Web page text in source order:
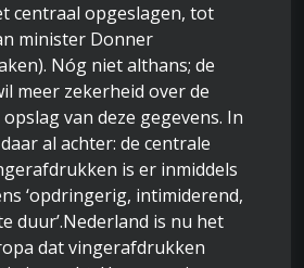
centraal opgeslagen, tot
minister Donner
Nóg niet althans; de
meer zekerheid over de
van deze gegevens. In
al achter: de centrale
is er inmiddels
‘opdringerig, intimiderend,
duur’.Nederland is nu het
dat vingerafdrukken